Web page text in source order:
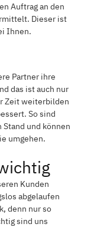
Auftrag an den
Dieser ist
Ihnen.
Partner ihre
das ist auch nur
Zeit weiterbilden
So sind
und können
umgehen.
Kunden
abgelaufen
denn nur so
sind uns